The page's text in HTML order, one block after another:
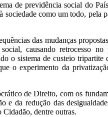
de previdência social do
como um todo, pela
das mudanças
causando retrocesso no
o sistema de custeio tripartite
o experimento da
de Direito, com os
da redução das
dentre outras.